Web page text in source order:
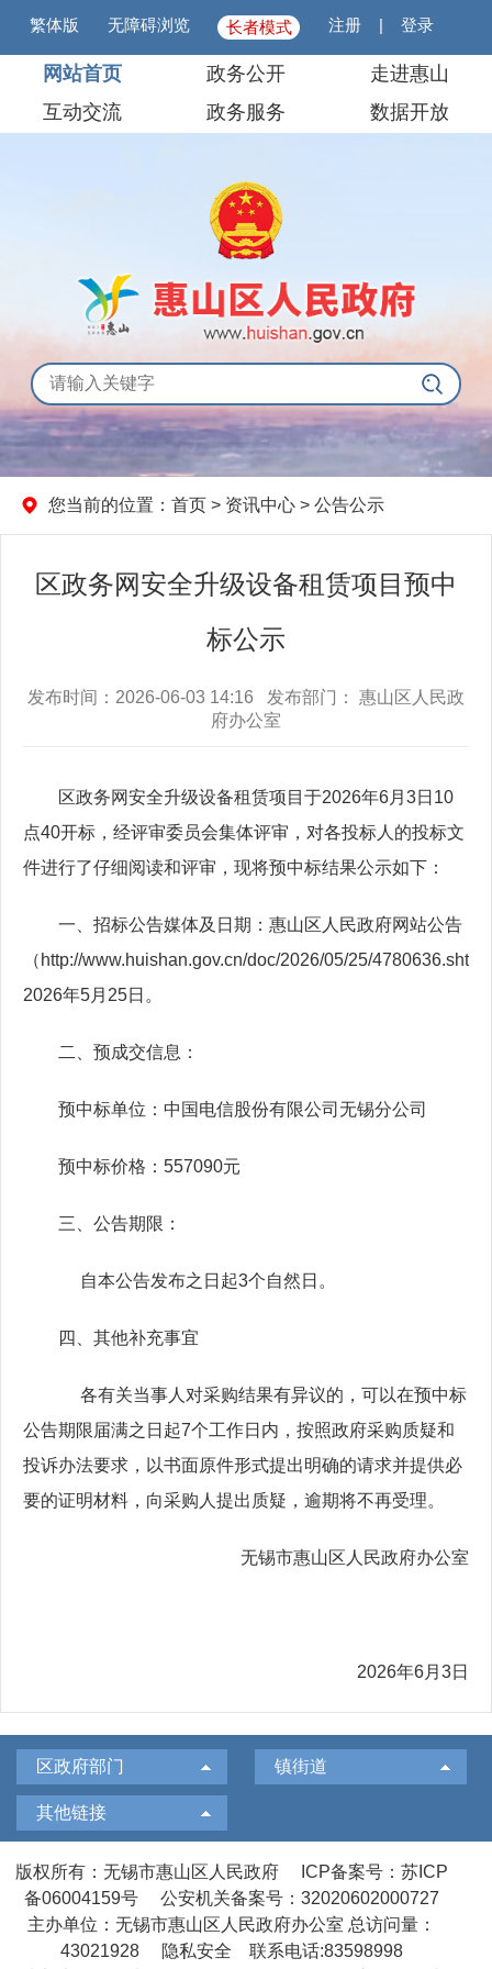
繁体版 无障碍浏览 长者模式 注册 |登录
网站首页 政务公开
走进惠山
互动交流
政务服务 数据开放
您当前的位置： 首页 > 资讯中心 > 公告公示
区政务网安全升级设备租赁项目预中
标公示
发布时间：2026-06-03 14:16 发布部门： 惠山区人民政
府办公室
区政务网安全升级设备租赁项目于2026年6月3日10
点40开标，经评审委员会集体评审，对各投标人的投标文
件进行了仔细阅读和评审，现将预中标结果公示如下：
一、招标公告媒体及日期：惠山区人民政府网站公告
（http://www.huishan.gov.cn/doc/2026/05/25/
2026年5月25日。
二、预成交信息：
预中标单位：中国电信股份有限公司无锡分公司
预中标价格：557090元
三、公告期限：
自本公告发布之日起3个自然日。
四、其他补充事宜
各有关当事人对采购结果有异议的，可以在预中标
公告期限届满之日起7个工作日内，按照政府采购质疑和
投诉办法要求，以书面原件形式提出明确的请求并提供必
要的证明材料，向采购人提出质疑，逾期将不再受理。
无锡市惠山区人民政府办公室
2026年6月3日
区政府部门 镇街道
其他链接
版权所有：无锡市惠山区人民政府
ICP备案号：苏ICP
备06004159号
公安机关备案号：32020602000727
主办单位：无锡市惠山区人民政府办公室 总访问量：
43021928
隐私安全
联系电话:83598998